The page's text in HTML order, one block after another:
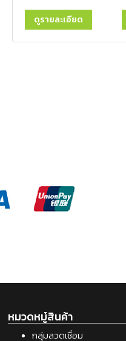
ดูรายละเอียด
หมวดหมู๋สินค้า
กลุ่มลวดเชื่อม